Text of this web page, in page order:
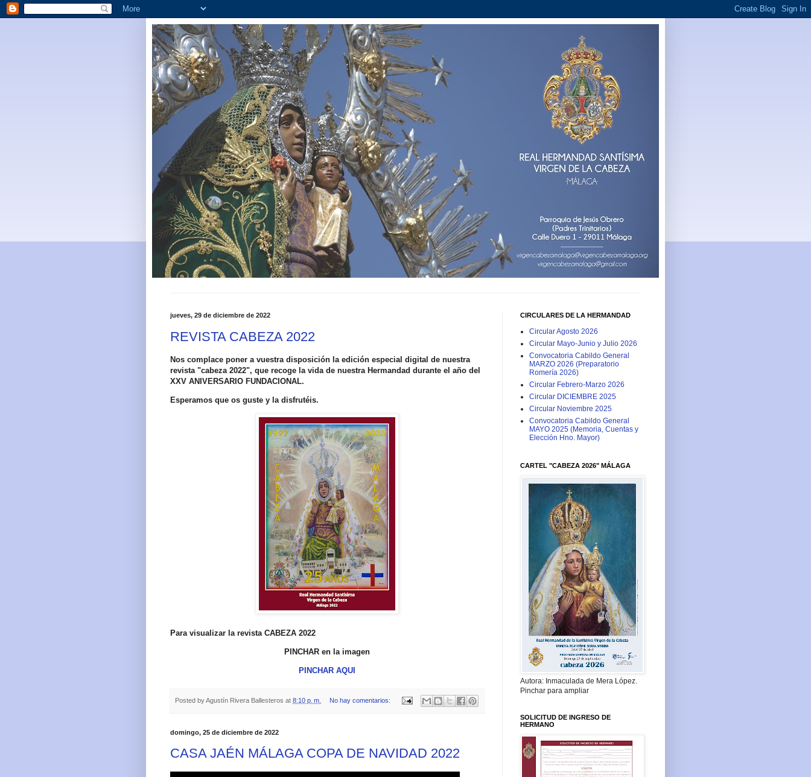
jueves, 29 de diciembre de 2022
REVISTA CABEZA 2022
Nos complace poner a vuestra disposición la edición especial digital de nuestra
revista "cabeza 2022", que recoge la vida de nuestra Hermandad durante el año del
XXV ANIVERSARIO FUNDACIONAL.
Esperamos que os guste y la disfrutéis.
Para visualizar la revista CABEZA 2022
PINCHAR en la imagen
PINCHAR AQUI
Posted byAgustín Rivera Ballesteros at 8:10 p. m. No hay comentarios:
domingo, 25 de diciembre de 2022
CASA JAÉN MÁLAGA COPA DE NAVIDAD 2022
CIRCULARES DE LA HERMANDAD
Circular Agosto 2026
Circular Mayo-Junio y Julio 2026
Convocatoria Cabildo General
MARZO 2026 (Preparatorio
Romería 2026)
Circular Febrero-Marzo 2026
Circular DICIEMBRE 2025
Circular Noviembre 2025
Convocatoria Cabildo General
MAYO 2025 (Memoria, Cuentas y
Elección Hno. Mayor)
CARTEL "CABEZA 2026" MÁLAGA
Autora: Inmaculada de Mera López.
Pinchar para ampliar
SOLICITUD DE INGRESO DE
HERMANO